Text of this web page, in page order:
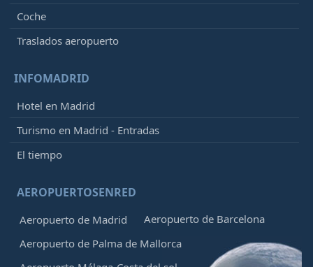
Coche
Traslados aeropuerto
INFOMADRID
Hotel en Madrid
Turismo en Madrid - Entradas
El tiempo
AEROPUERTOSENRED
Aeropuerto de Madrid
Aeropuerto de Barcelona
Aeropuerto de Palma de Mallorca